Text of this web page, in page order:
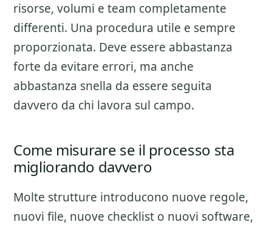
risorse, volumi e team completamente
differenti. Una procedura utile e sempre
proporzionata. Deve essere abbastanza
forte da evitare errori, ma anche
abbastanza snella da essere seguita
davvero da chi lavora sul campo.
Come misurare se il processo sta
migliorando davvero
Molte strutture introducono nuove regole,
nuovi file, nuove checklist o nuovi software,